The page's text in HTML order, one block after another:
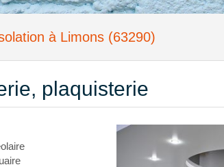
à Limons (63290)
plaquisterie